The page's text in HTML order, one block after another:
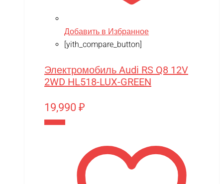
Добавить в Избранное
[yith_compare_button]
Электромобиль Audi RS Q8 12V
2WD HL518-LUX-GREEN
19,990 ₽